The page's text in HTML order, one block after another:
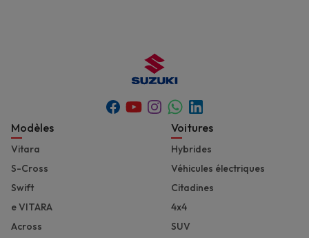
Facebook
YoutubeInstagram
Whatsapp
Linkedin
Footer
Modèles
Vitara
S-Cross
Swift
e VITARA
Across
Voitures
Hybrides
Véhicules électriques
Citadines
4x4
SUV